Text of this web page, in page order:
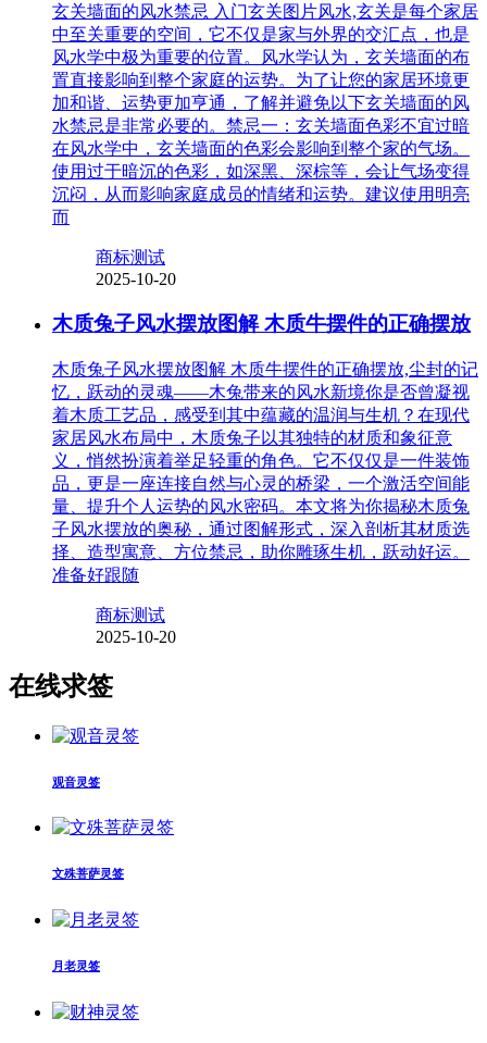
玄关墙面的风水禁忌 入门玄关图片风水,玄关是每个家居
中至关重要的空间，它不仅是家与外界的交汇点，也是
风水学中极为重要的位置。风水学认为，玄关墙面的布
置直接影响到整个家庭的运势。为了让您的家居环境更
加和谐、运势更加亨通，了解并避免以下玄关墙面的风
水禁忌是非常必要的。禁忌一：玄关墙面色彩不宜过暗
在风水学中，玄关墙面的色彩会影响到整个家的气场。
使用过于暗沉的色彩，如深黑、深棕等，会让气场变得
沉闷，从而影响家庭成员的情绪和运势。建议使用明亮
而
商标测试
2025-10-20
木质兔子风水摆放图解 木质牛摆件的正确摆放
木质兔子风水摆放图解 木质牛摆件的正确摆放,尘封的记
忆，跃动的灵魂——木兔带来的风水新境你是否曾凝视
着木质工艺品，感受到其中蕴藏的温润与生机？在现代
家居风水布局中，木质兔子以其独特的材质和象征意
义，悄然扮演着举足轻重的角色。它不仅仅是一件装饰
品，更是一座连接自然与心灵的桥梁，一个激活空间能
量、提升个人运势的风水密码。本文将为你揭秘木质兔
子风水摆放的奥秘，通过图解形式，深入剖析其材质选
择、造型寓意、方位禁忌，助你雕琢生机，跃动好运。
准备好跟随
商标测试
2025-10-20
在线求签
观音灵签
文殊菩萨灵签
月老灵签